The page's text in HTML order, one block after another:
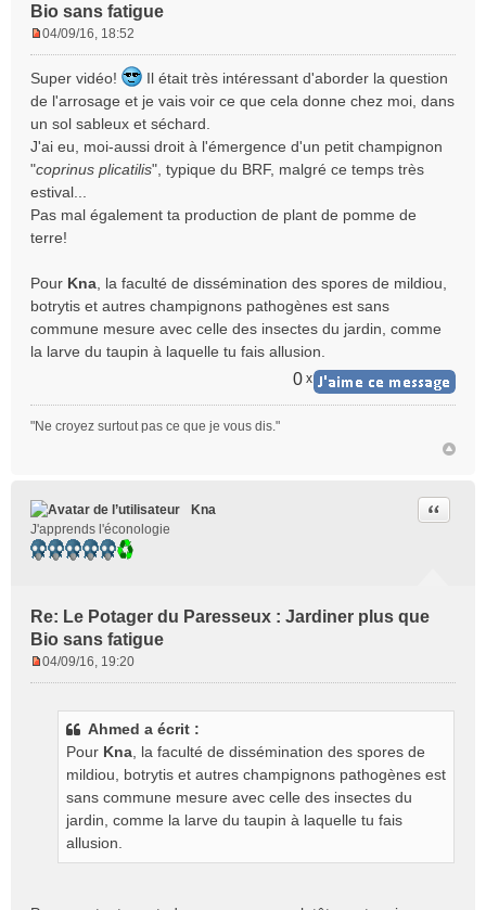
Bio sans fatigue
s
s
a
g
e
n
n
l
04/09/16, 18:52
Super vidéo!
Il était très intéressant d'aborder la question
de l'arrosage et je vais voir ce que cela donne chez moi, dans
un sol sableux et séchard.
J'ai eu, moi-aussi droit à l'émergence d'un petit champignon
"coprinus plicatilis", typique du BRF, malgré ce temps très
estival...
Pas mal également ta production de plant de pomme de
terre!
Pour Kna , la faculté de dissémination des spores de mildiou,
botrytis et autres champignons pathogènes est sans
commune mesure avec celle des insectes du jardin, comme
la larve du taupin à laquelle tu fais allusion.
0 x
"Ne croyez surtout pas ce que je vous dis."
Kna
J'apprends l'éconologie
Re: Le Potager du Paresseux : Jardiner plus que
Bio sans fatigue
Citer
04/09/16, 19:20
Ahmed a écrit :
Pour Kna , la faculté de dissémination des spores de
mildiou, botrytis et autres champignons pathogènes est
sans commune mesure avec celle des insectes du
jardin, comme la larve du taupin à laquelle tu fais
allusion.